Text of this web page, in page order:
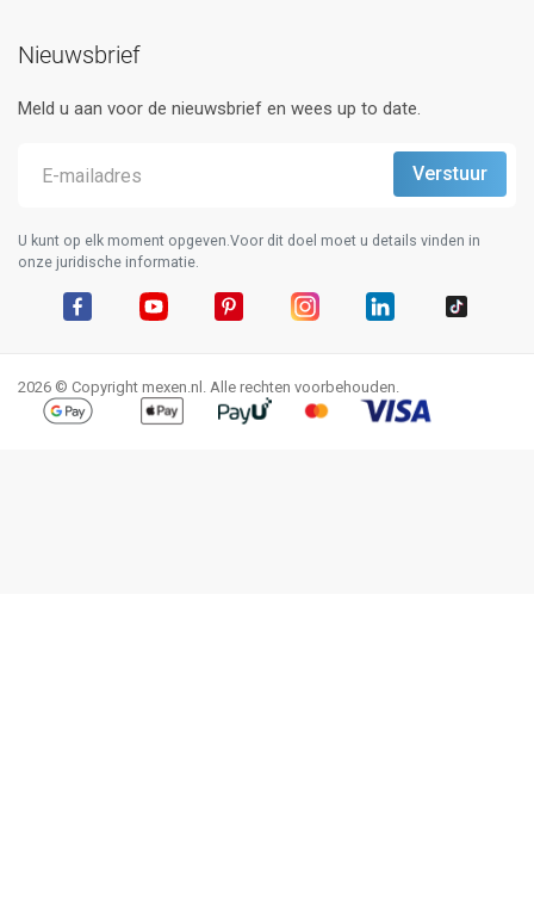
Nieuwsbrief
Meld u aan voor de nieuwsbrief en wees up to date.
U kunt op elk moment opgeven.Voor dit doel moet u details vinden in
onze juridische informatie.
2026 © Copyright mexen.nl. Alle rechten voorbehouden.